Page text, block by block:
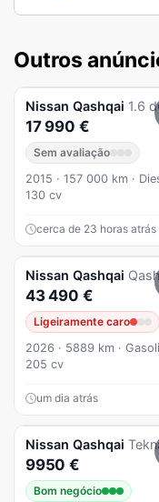
Outros
Nissan Qashqai 1.6 dCi N-
17 990 €
Sem avaliação
2015 · 157 000 km ·
130 cv
cerca de 23 horas atrás
Nissan Qashqai Qashqai 1.5 e-Power
43 490 €
Ligeiramente caro
2026 · 5889 km ·
205 cv
um dia atrás
Nissan Qashqai Tekna
9950 €
Bom negócio